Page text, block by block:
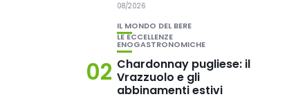
08/2026
02
IL MONDO DEL BERE
LE ECCELLENZE
ENOGASTRONOMICHE
Chardonnay pugliese: il
Vrazzuolo e gli
abbinamenti estivi